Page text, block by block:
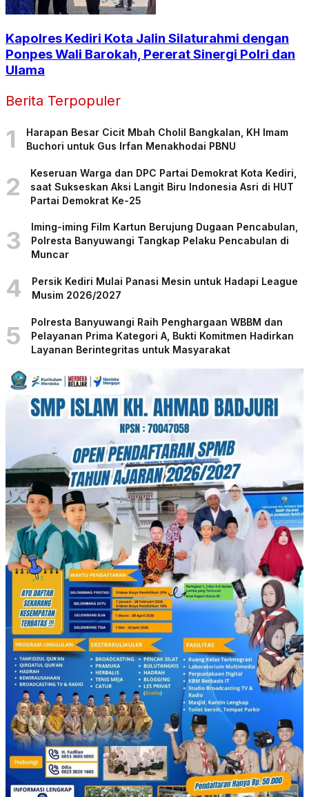
Kapolres Kediri Kota Jalin Silaturahmi dengan
Ponpes Wali Barokah, Pererat Sinergi Polri dan
Ulama
Berita Terpopuler
1
Harapan Besar Cicit Mbah Cholil Bangkalan, KH Imam
Buchori untuk Gus Irfan Menakhodai PBNU
2
Keseruan Warga dan DPC Partai Demokrat Kota Kediri,
saat Sukseskan Aksi Langit Biru Indonesia Asri di HUT
Partai Demokrat Ke-25
3
Iming-iming Film Kartun Berujung Dugaan Pencabulan,
Polresta Banyuwangi Tangkap Pelaku Pencabulan di
Muncar
4
Persik Kediri Mulai Panasi Mesin untuk Hadapi League
Musim 2026/2027
5
Polresta Banyuwangi Raih Penghargaan WBBM dan
Pelayanan Prima Kategori A, Bukti Komitmen Hadirkan
Layanan Berintegritas untuk Masyarakat